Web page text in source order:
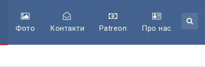
Фото Контакти Patreon Про нас